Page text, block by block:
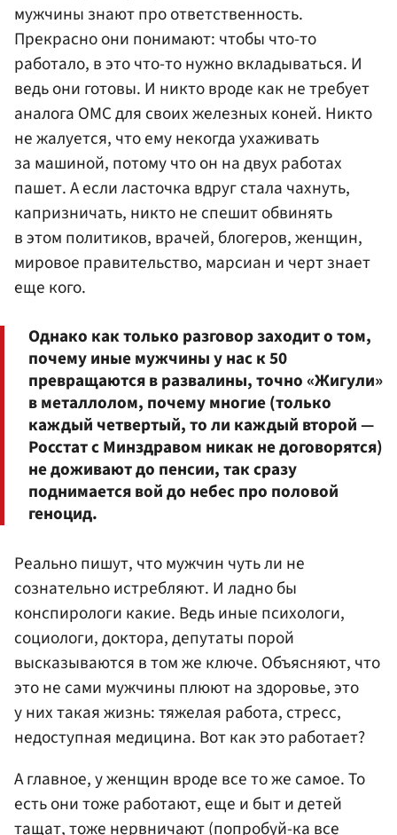
мужчины знают про ответственность.
Прекрасно они понимают: чтобы что-то
работало, в это что-то нужно вкладываться. И
ведь они готовы. И никто вроде как не требует
аналога ОМС для своих железных коней. Никто
не жалуется, что ему некогда ухаживать
за машиной, потому что он на двух работах
пашет. А если ласточка вдруг стала чахнуть,
капризничать, никто не спешит обвинять
в этом политиков, врачей, блогеров, женщин,
мировое правительство, марсиан и черт знает
еще кого.
Однако как только разговор заходит о том,
почему иные мужчины у нас к 50
превращаются в развалины, точно «Жигули»
в металлолом, почему многие (только
каждый четвертый, то ли каждый второй —
Росстат с Минздравом никак не договорятся)
не доживают до пенсии, так сразу
поднимается вой до небес про половой
геноцид.
Реально пишут, что мужчин чуть ли не
сознательно истребляют. И ладно бы
конспирологи какие. Ведь иные психологи,
социологи, доктора, депутаты порой
высказываются в том же ключе. Объясняют, что
это не сами мужчины плюют на здоровье, это
у них такая жизнь: тяжелая работа, стресс,
недоступная медицина. Вот как это работает?
А главное, у женщин вроде все то же самое. То
есть они тоже работают, еще и быт и детей
тащат, тоже нервничают (попробуй-ка все